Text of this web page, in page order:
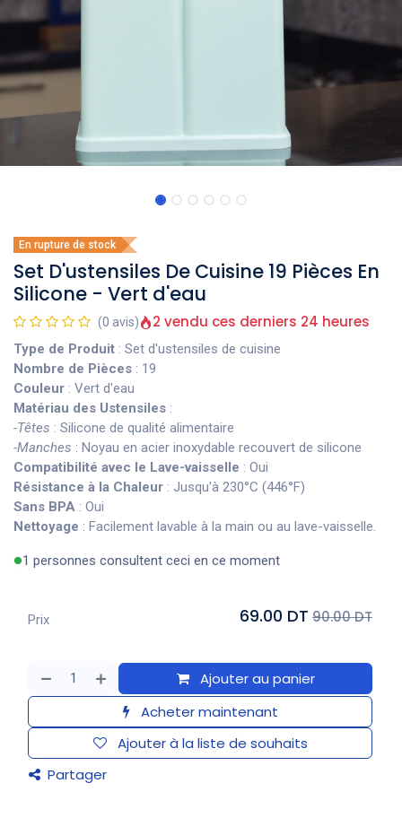
En rupture de stock
Set D'ustensiles De Cuisine 19 Pièces En
Silicone - Vert d'eau
(0 avis) 2 vendu ces derniers 24 heures
Type de Produit : Set d'ustensiles de cuisine
Nombre de Pièces : 19
Couleur : Vert d'eau
Matériau des Ustensiles :
-Têtes : Silicone de qualité alimentaire
-Manches : Noyau en acier inoxydable recouvert de silicone
Compatibilité avec le Lave-vaisselle : Oui
Résistance à la Chaleur : Jusqu'à 230°C (446°F)
Sans BPA : Oui
Nettoyage : Facilement lavable à la main ou au lave-vaisselle.
1 personnes consultent ceci en ce moment
Ajouter au panier
Acheter maintenant
Ajouter à la liste de souhaits
Partager
Prix 69.00 DT 90.00 DT